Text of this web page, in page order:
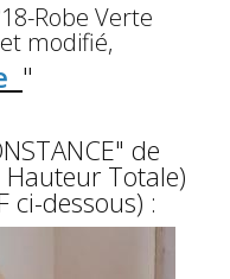
Robe Verte
modifié,
"
de
Hauteur Totale)
ci-dessous) :